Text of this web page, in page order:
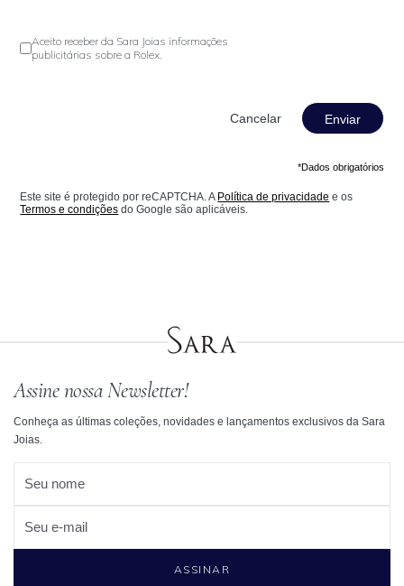
Aceito receber da Sara Joias informações
publicitárias sobre a Rolex.
Enviar
*Dados obrigatórios
Este site é protegido por reCAPTCHA. A Política de privacidade e os
Termos e condições do Google são aplicáveis.
Assine nossa Newsletter!
Conheça as últimas coleções, novidades e lançamentos exclusivos da Sara
Joias.
Seu nome
Seu e-mail
ASSINAR